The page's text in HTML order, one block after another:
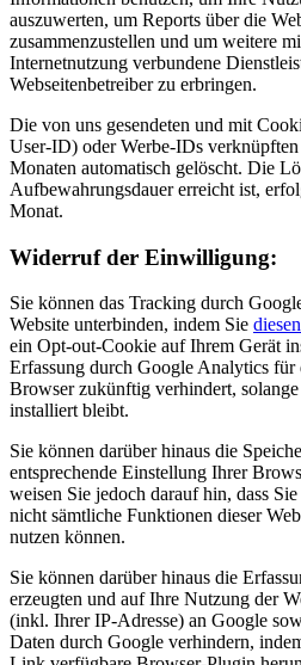
auszuwerten, um Reports über die
zusammenzustellen und um weitere
Internetnutzung verbundene
Webseitenbetreiber zu erbringen.
Die von uns gesendeten und mit
User-ID) oder Werbe-IDs
Monaten automatisch gelöscht. Die
Aufbewahrungsdauer erreicht ist,
Monat.
Widerruf der Einwilligung:
Sie können das Tracking durch
Website unterbinden, indem Sie
ein Opt-out-Cookie auf Ihrem Gerät
Erfassung durch Google Analytics für
Browser zukünftig verhindert,
installiert bleibt.
Sie können darüber hinaus die
entsprechende Einstellung Ihrer
weisen Sie jedoch darauf hin, dass
nicht sämtliche Funktionen dieser
nutzen können.
Sie können darüber hinaus die
erzeugten und auf Ihre Nutzung der
(inkl. Ihrer IP-Adresse) an Google
Daten durch Google verhindern,